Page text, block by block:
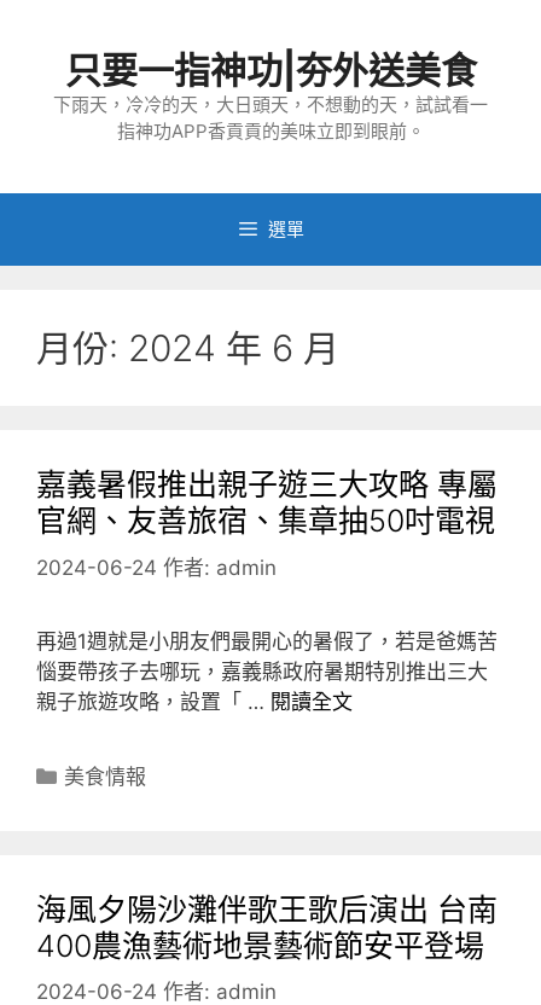
只要一指神功|夯外送美食
下雨天，冷冷的天，大日頭天，不想動的天，試試看一
指神功APP香貢貢的美味立即到眼前。
選單
月份: 2024 年 6 月
嘉義暑假推出親子遊三大攻略 專屬
官網、友善旅宿、集章抽50吋電視
2024-06-24 作者: admin
再過1週就是小朋友們最開心的暑假了，若是爸媽苦
惱要帶孩子去哪玩，嘉義縣政府暑期特別推出三大
親子旅遊攻略，設置「 … 閱讀全文
分
美食情報
海風夕陽沙灘伴歌王歌后演出 台南
400農漁藝術地景藝術節安平登場
2024-06-24 作者: admin